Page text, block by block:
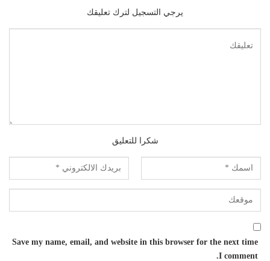
يرجي التسجيل لترك تعليقك
شكرا للتعليق
Save my name, email, and website in this browser for the next time
I comment.